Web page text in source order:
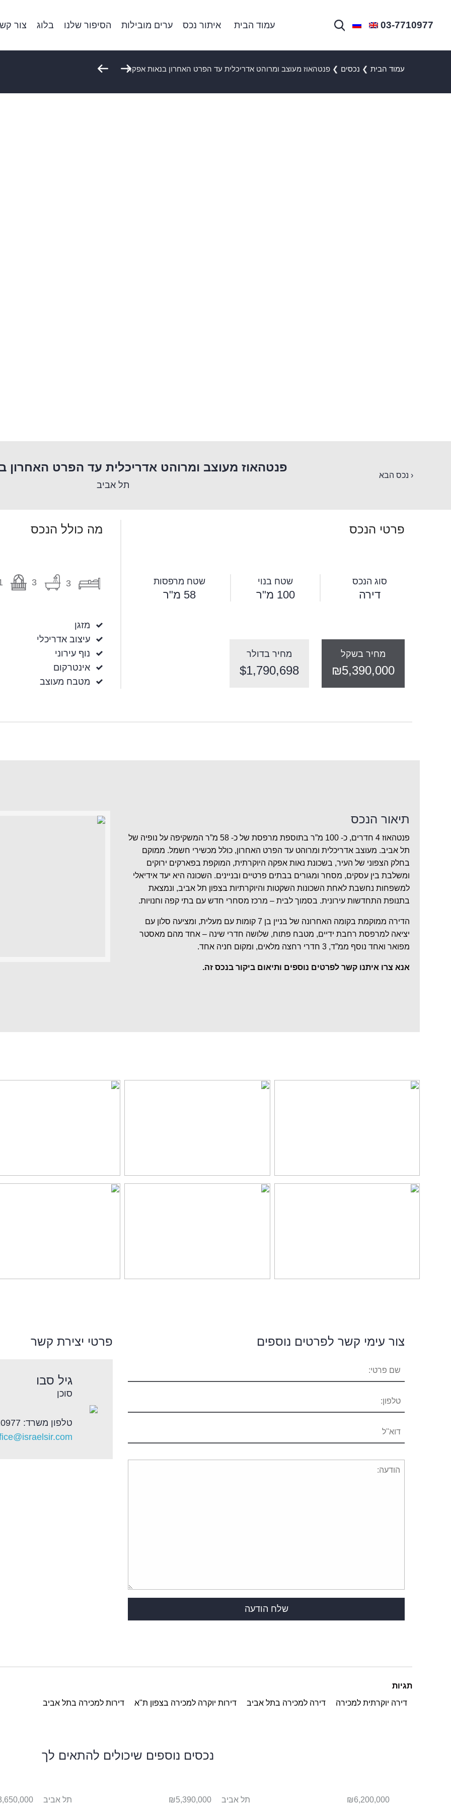
עמוד הבית איתור נכס ערים מובילות הסיפור שלנו בלוג צור 03-7710977
עמוד הבית ❯ נכסים ❯ פנטהאוז מעוצב ומרוהט אדריכלית עד הפרט האחרון בנאות אפקה
פנטהאוז מעוצב ומרוהט אדריכלית עד הפרט האחרון
תל אביב
‹ נכס הבא
פרטי הנכס
סוג הנכס
דירה
שטח בנוי
100 מ"ר
שטח מרפסות
58 מ"ר
מחיר בשקל
₪5,390,000
מחיר בדולר
$1,790,698
מה כולל הנכס
3
3
מזגן
עיצוב אדריכלי
נוף עירוני
אינטרקום
מטבח מעוצב
תיאור הנכס
פנטהאוז 4 חדרים, כ- 100 מ”ר בתוספת מרפסת של כ- 58 מ”ר המשקיפה על נופיה של
תל אביב. מעוצב אדריכלית ומרוהט עד הפרט האחרון, כולל מכשירי חשמל. ממוקם
בחלק הצפוני של העיר, בשכונת נאות אפקה היוקרתית, המוקפת בפארקים ירוקים
ומשלבת בין עסקים, מסחר ומגורים בבתים פרטיים ובניינים. השכונה היא יעד אידיאלי
למשפחות נחשבת לאחת השכונות השקטות והיוקרתיות בצפון תל אביב, ונמצאת
בתנופת התחדשות עירונית. בסמוך לבית – מרכז מסחרי חדש עם בתי קפה וחנויות.
הדירה ממוקמת בקומה האחרונה של בניין בן 7 קומות עם מעלית, ומציעה סלון עם
יציאה למרפסת רחבת ידיים, מטבח פתוח, שלושה חדרי שינה – אחד מהם מאסטר
מפואר ואחד נוסף ממ”ד, 3 חדרי רחצה מלאים, ומקום חניה אחד.
אנא צרו איתנו קשר לפרטים נוספים ותיאום ביקור בנכס זה.
פרטי יצירת קשר
גיל סבו
סוכן
טלפון משרד: 03-7710977
צור עימי קשר לפרטים נוספים
תגיות
דירה יוקרתית למכירה
דירה למכירה בתל אביב דירות יוקרה למכירה בצפון ת"א דירות למכירה בתל אביב
נכסים נוספים שיכולים להתאים לך
₪6,200,000 תל אביב ₪5,390,000 תל אביב